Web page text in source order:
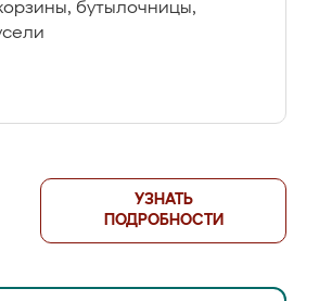
бутылочницы,
УЗНАТЬ
ПОДРОБНОСТИ